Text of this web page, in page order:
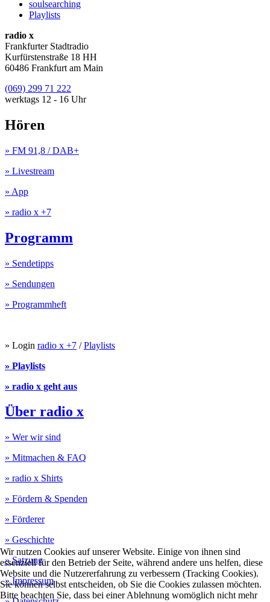
soulsearching
Playlists
radio x
Frankfurter Stadtradio
Kurfürstenstraße 18 HH
60486 Frankfurt am Main
(069) 299 71 222
werktags 12 - 16 Uhr
Hören
» FM 91,8 / DAB+
» Livestream
» App
» radio x +7
Programm
» Sendetipps
» Sendungen
» Programmheft
» Login radio x +7 /Playlists
» Playlists
» radio x geht aus
Über radio x
» Wer wir sind
» Mitmachen & FAQ
» radio x Shirts
» Fördern & Spenden
» Förderer
» Geschichte
» Satzung
» Impressum
Wir nutzen Cookies auf unserer Website. Einige von ihnen sind
essenziell für den Betrieb der Seite, während andere uns helfen, diese
Website und die Nutzererfahrung zu verbessern (Tracking Cookies).
Sie können selbst entscheiden, ob Sie die Cookies zulassen möchten.
Bitte beachten Sie, dass bei einer Ablehnung womöglich nicht mehr